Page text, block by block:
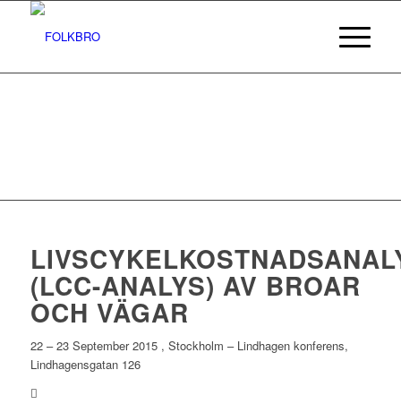
(LCC-ANALYS) AV BROAR
OCH VÄGAR
22 – 23 September 2015 , Stockholm – Lindhagen konferens,
Lindhagensgatan 126